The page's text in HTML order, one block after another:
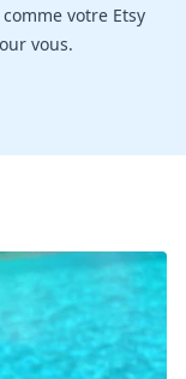
votre Etsy
vous.